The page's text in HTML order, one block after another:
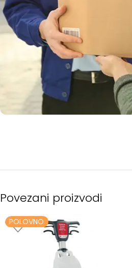
Povezani proizvodi
POLOVNO